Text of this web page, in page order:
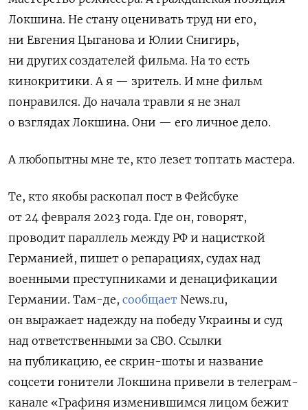
Локшина. Не стану оценивать труд ни его,
ни Евгения Цыганова и Юлии Снигирь,
ни других создателей фильма. На то есть
кинокритики. А я — зритель. И мне фильм
понравился. До начала травли я не знал
о взглядах Локшина. Они — его личное дело.
А любопытны мне те, кто лезет топтать мастера.
Те, кто якобы раскопал пост в Фейсбуке
от 24 февраля 2023 года. Где он, говорят,
проводит параллель между РФ и нацисткой
Германией, пишет о репарациях, судах над
военными преступниками и денацификации
Германии. Там-де, сообщает News.ru,
он выражает надежду на победу Украины и суд
над ответственными за СВО. Ссылки
на публикацию, ее скрин-шоты и название
соцсети гонители Локшина привели в телеграм-
канале «Графиня изменившимся лицом бежит